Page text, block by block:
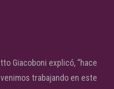
Giacoboni explicó, “hace
trabajando en este